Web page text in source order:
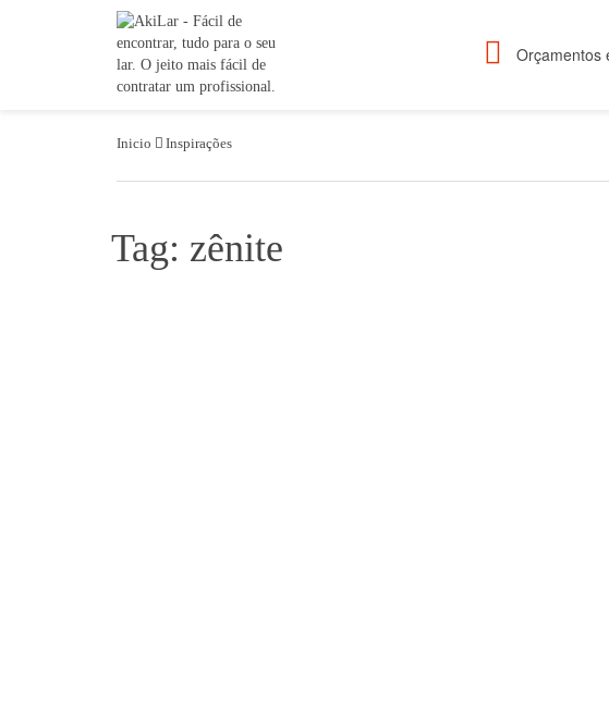
Orçamentos
Inicio Inspirações
Tag: zênite